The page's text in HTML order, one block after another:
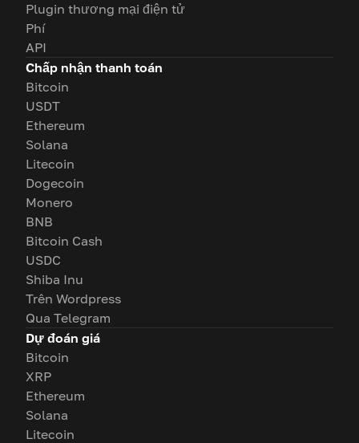
Plugin thương mại điện tử
Phí
API
Chấp nhận thanh toán
Bitcoin
USDT
Ethereum
Solana
Litecoin
Dogecoin
Monero
BNB
Bitcoin Cash
USDC
Shiba Inu
Trên Wordpress
Qua Telegram
Dự đoán giá
Bitcoin
XRP
Ethereum
Solana
Litecoin